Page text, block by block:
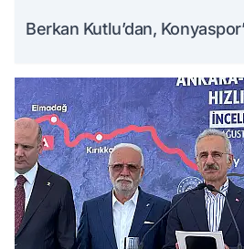
Berkan Kutlu’dan,